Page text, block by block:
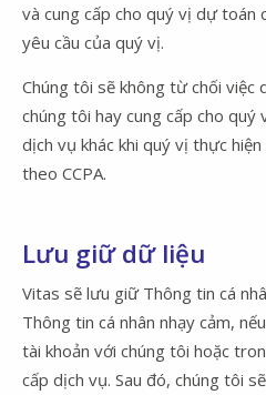
và cung cấp cho quý vị dự toán
yêu cầu của quý vị.
Chúng tôi sẽ không từ chối việc
chúng tôi hay cung cấp cho
dịch vụ khác khi quý vị thực
theo CCPA.
Lưu giữ dữ liệu
Vitas sẽ lưu giữ Thông tin cá
Thông tin cá nhân nhạy cảm,
tài khoản với chúng tôi hoặc
cấp dịch vụ. Sau đó, chúng tôi